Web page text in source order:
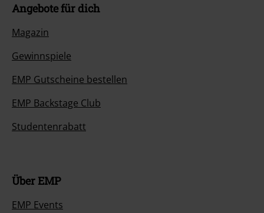
Angebote für dich
Magazin
Gewinnspiele
EMP Gutscheine bestellen
EMP Backstage Club
Studentenrabatt
Über EMP
EMP Events